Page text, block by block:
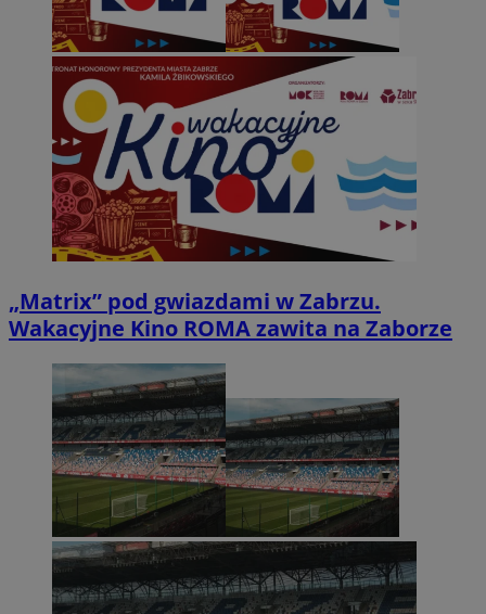
„Matrix” pod gwiazdami w Zabrzu.
Wakacyjne Kino ROMA zawita na Zaborze